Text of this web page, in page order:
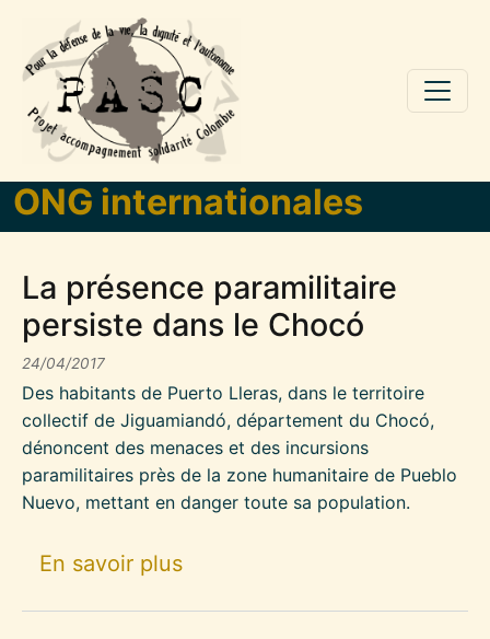
Aller au contenu principal
ONG internationales
La présence paramilitaire
persiste dans le Chocó
24/04/2017
Des habitants de Puerto Lleras, dans le territoire
collectif de Jiguamiandó, département du Chocó,
dénoncent des menaces et des incursions
paramilitaires près de la zone humanitaire de Pueblo
Nuevo, mettant en danger toute sa population.
En savoir plussur La présence